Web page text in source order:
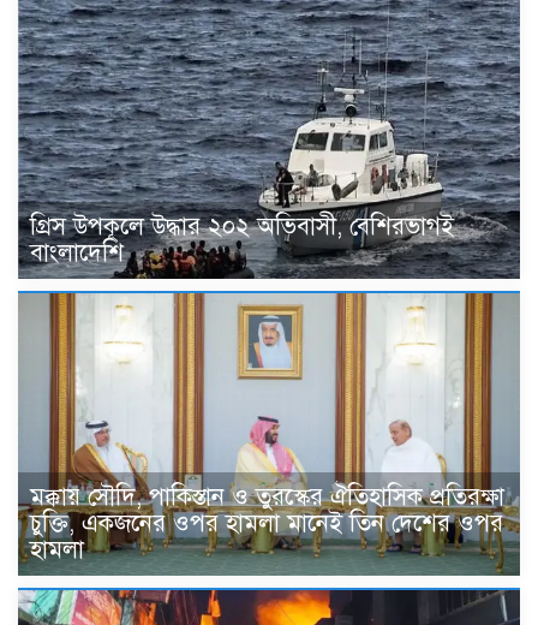
গ্রিস উপকূলে উদ্ধার ২০২ অভিবাসী, বেশিরভাগই
বাংলাদেশি
মক্কায় সৌদি, পাকিস্তান ও তুরস্কের ঐতিহাসিক প্রতিরক্ষা
চুক্তি, একজনের ওপর হামলা মানেই তিন দেশের ওপর
হামলা